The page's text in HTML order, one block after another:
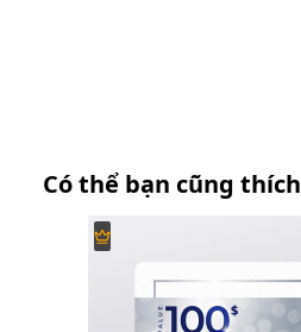
Có thể bạn cũng thích